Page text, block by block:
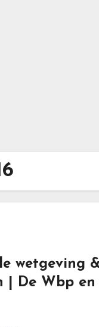
wetgeving
| De Wbp